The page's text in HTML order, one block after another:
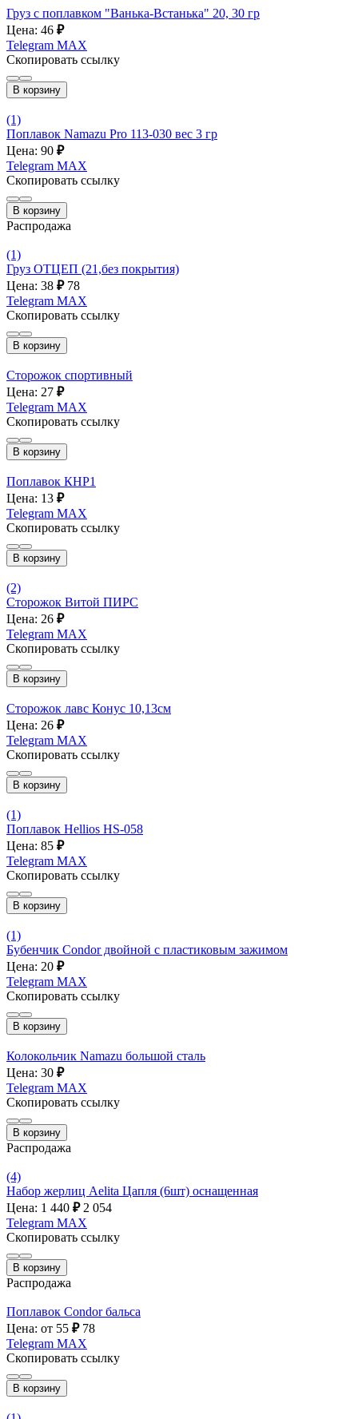
Груз с поплавком "Ванька-Встанька" 20, 30 гр
Цена: 46 ₽
Telegram MAX
Скопировать ссылку
В корзину
(1)
Поплавок Namazu Pro 113-030 вес 3 гр
Цена: 90 ₽
Telegram MAX
Скопировать ссылку
В корзину
Распродажа
(1)
Груз ОТЦЕП (21,без покрытия)
Цена: 38 ₽ 78
Telegram MAX
Скопировать ссылку
В корзину
Сторожок спортивный
Цена: 27 ₽
Telegram MAX
Скопировать ссылку
В корзину
Поплавок КНР1
Цена: 13 ₽
Telegram MAX
Скопировать ссылку
В корзину
(2)
Сторожок Витой ПИРС
Цена: 26 ₽
Telegram MAX
Скопировать ссылку
В корзину
Сторожок лавс Конус 10,13см
Цена: 26 ₽
Telegram MAX
Скопировать ссылку
В корзину
(1)
Поплавок Hellios HS-058
Цена: 85 ₽
Telegram MAX
Скопировать ссылку
В корзину
(1)
Бубенчик Condor двойной с пластиковым зажимом
Цена: 20 ₽
Telegram MAX
Скопировать ссылку
В корзину
Колокольчик Namazu большой сталь
Цена: 30 ₽
Telegram MAX
Скопировать ссылку
В корзину
Распродажа
(4)
Набор жерлиц Aelita Цапля (6шт) оснащенная
Цена: 1 440 ₽ 2 054
Telegram MAX
Скопировать ссылку
В корзину
Распродажа
Поплавок Condor бальса
Цена: от 55 ₽ 78
Telegram MAX
Скопировать ссылку
В корзину